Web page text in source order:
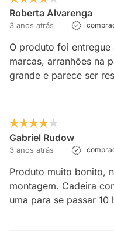
Roberta Alvarenga
3 anos atrás
O produto foi
marcas, arranhões na
grande e parece ser
Gabriel Rudow
3 anos atrás
Produto muito bonito,
montagem. Cadeira
uma para se passar